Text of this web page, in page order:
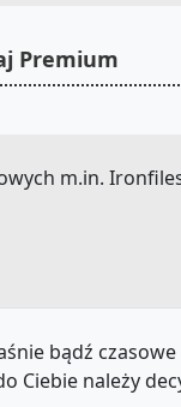
Premium
m.in.
bądź
Ciebie należy